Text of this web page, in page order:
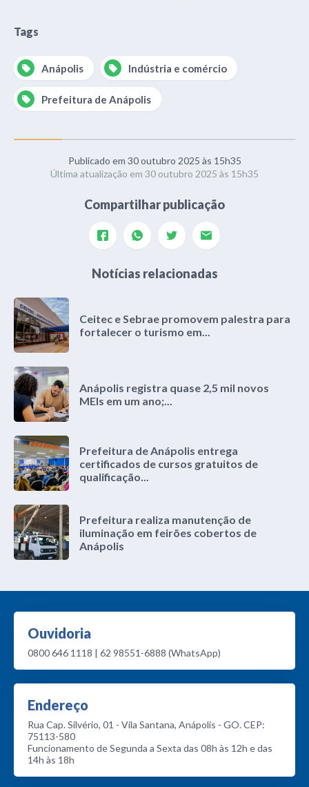
Tags
Anápolis Indústria e comércio
Prefeitura de Anápolis
Publicado em 30 outubro 2025 às 15h35
Última atualização em 30 outubro 2025 às 15h35
Compartilhar publicação
Notícias relacionadas
Ceitec e Sebrae promovem palestra para
fortalecer o turismo em...
Anápolis registra quase 2,5 mil novos
MEIs em um ano;...
Prefeitura de Anápolis entrega
certificados de cursos gratuitos de
qualificação...
Prefeitura realiza manutenção de
iluminação em feirões cobertos de
Anápolis
Ouvidoria
0800 646 1118 | 62 98551-6888 (WhatsApp)
Endereço
Rua Cap. Silvério, 01 - Vila Santana, Anápolis - GO. CEP:
75113-580
Funcionamento de Segunda a Sexta das 08h às 12h e das
14h às 18h